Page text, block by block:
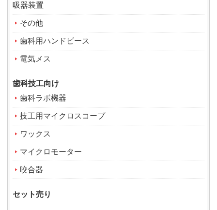
吸器装置
その他
歯科用ハンドピース
電気メス
歯科技工向け
歯科ラボ機器
技工用マイクロスコープ
ワックス
マイクロモーター
咬合器
セット売り